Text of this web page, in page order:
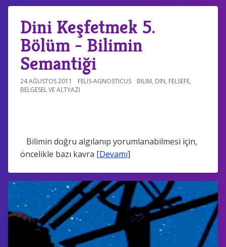
Dini Keşfetmek 5.
Bölüm - Bilimin
Semantiği
24 AĞUSTOS 2011 FELIS-AGNOSTICUS BILIM, DIN, FELSEFE,
BELGESEL VE ALTYAZI
Bilimin doğru algılanıp yorumlanabilmesi için,
öncelikle bazı kavra [Devamı]